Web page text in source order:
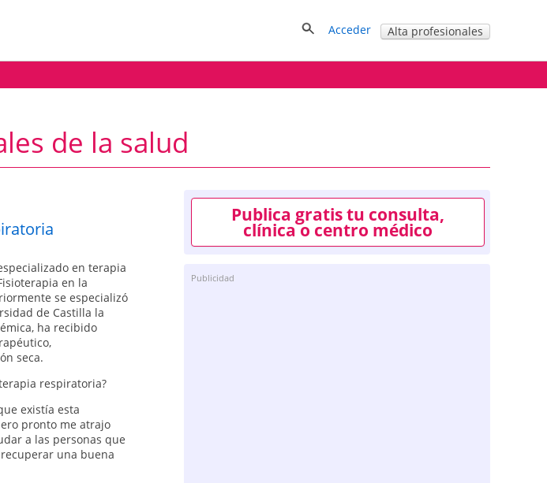
Acceder Alta profesionales
de la salud
en terapia
en la
se especializó
de Castilla la
ha recibido
seca.
respiratoria?
existía esta
pronto me atrajo
a las personas que
una buena
Publica gratis tu consulta,
clínica o centro médico
Publicidad